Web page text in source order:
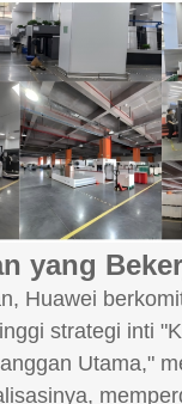
yang
strategi inti
Utama,"